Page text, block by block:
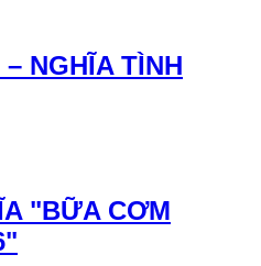
NGHĨA TÌNH
"BỮA CƠM